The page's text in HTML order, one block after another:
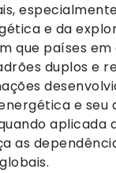
e da
que países
duplos e
e seu
aplicada
as